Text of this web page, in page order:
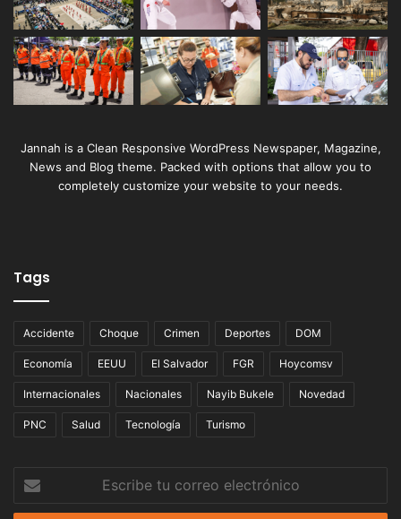
Jannah is a Clean Responsive WordPress Newspaper, Magazine,
News and Blog theme. Packed with options that allow you to
completely customize your website to your needs.
Tags
Accidente Choque Crimen Deportes DOM
Economía EEUU El Salvador FGR Hoycomsv
Internacionales Nacionales Nayib Bukele Novedad
PNC Salud Tecnología Turismo
correo